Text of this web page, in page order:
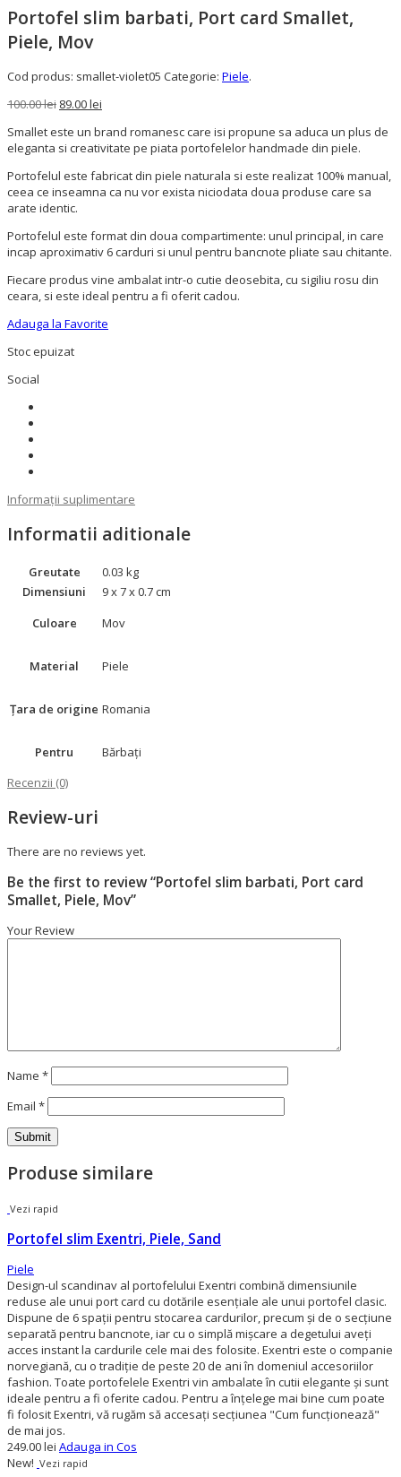
Portofel slim barbati, Port card Smallet,
Piele, Mov
Cod produs: smallet-violet05 Categorie: Piele.
100.00 lei 89.00 lei
Smallet este un brand romanesc care isi propune sa aduca un plus de
eleganta si creativitate pe piata portofelelor handmade din piele.
Portofelul este fabricat din piele naturala si este realizat 100% manual,
ceea ce inseamna ca nu vor exista niciodata doua produse care sa
arate identic.
Portofelul este format din doua compartimente: unul principal, in care
incap aproximativ 6 carduri si unul pentru bancnote pliate sau chitante.
Fiecare produs vine ambalat intr-o cutie deosebita, cu sigiliu rosu din
ceara, si este ideal pentru a fi oferit cadou.
Adauga la Favorite
Stoc epuizat
Social
Informații suplimentare
Informatii aditionale
Greutate
0.03 kg
Dimensiuni
9 x 7 x 0.7 cm
Culoare
Mov
Material Piele
Țara de origine Romania
Pentru
Bărbați
Recenzii (0)
Review-uri
There are no reviews yet.
Be the first to review “Portofel slim barbati, Port card
Smallet, Piele, Mov”
Your Review
Name *
Email *
Produse similare
Vezi rapid
Portofel slim Exentri, Piele, Sand
Piele
Design-ul scandinav al portofelului Exentri combină dimensiunile
reduse ale unui port card cu dotările esențiale ale unui portofel clasic.
Dispune de 6 spații pentru stocarea cardurilor, precum și de o secțiune
separată pentru bancnote, iar cu o simplă mișcare a degetului aveți
acces instant la cardurile cele mai des folosite. Exentri este o companie
norvegiană, cu o tradiție de peste 20 de ani în domeniul accesoriilor
fashion. Toate portofelele Exentri vin ambalate în cutii elegante și sunt
ideale pentru a fi oferite cadou. Pentru a înțelege mai bine cum poate
fi folosit Exentri, vă rugăm să accesați secțiunea "Cum funcționează"
de mai jos.
249.00 lei Adauga in Cos
New! Vezi rapid